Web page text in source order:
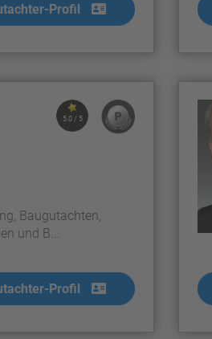
Profil
5.0 / 5
Baugutachten,
und B...
Profil